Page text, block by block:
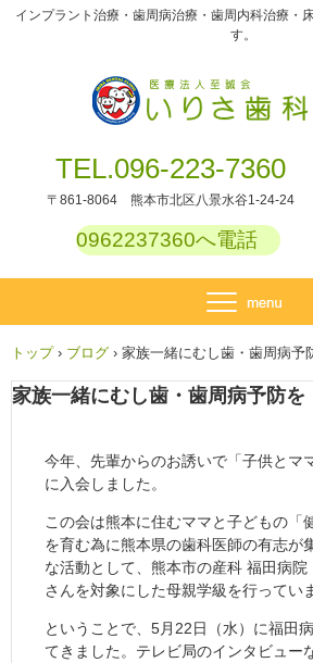
インプラント治療・歯周病治療・歯周内科治療・
す。
TEL.096-223-7360
〒861-8064 熊本市北区八景水谷1-24-24
0962237360へ電話
トップ › ブログ › 家族一緒にむし歯・歯周病予
家族一緒にむし歯・歯周病予防を
今年、先輩からのお誘いで「子供とマ
に入会しました。
この会は熊本に住むママと子どもの「
を育む為に熊本県の歯科医師の有志が
な活動として、熊本市の産科 福田病
さんを対象にした母親学級を行ってい
ということで、5月22日（水）に福田
てきました。テレビ局のインタビュー